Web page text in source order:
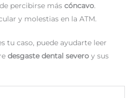
percibirse más cóncavo.
y molestias en la ATM.
tu caso, puede ayudarte leer
desgaste dental severo y sus